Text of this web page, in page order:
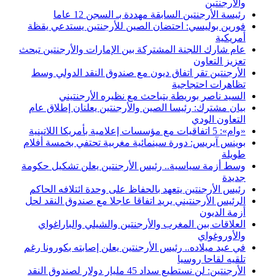
والأرجنتين
رئيسة الأرجنتين السابقة مهددة بـ السجن 12 عاما
فورين بوليسي: احتضان الصين للأرجنتين يستدعي يقظة
أمريكية
عام شارك اللجنة المشتركة بين الإمارات والأرجنتين تبحث
تعزيز التعاون
الأرجنتين تقر اتفاق ديون مع صندوق النقد الدولي وسط
تظاهرات احتجاجية
السيد ناصر بوريطة يتباحث مع نظيره الأرجنتيني
بيان مشترك: رئيسا الصين والأرجنتين يعلنان إطلاق عام
التعاون الودي
«وام»: 5 اتفاقيات مع مؤسسات إعلامية بأمريكا اللاتينية
بوينس آيريس: دورة سينمائية مغربية تحتفي بخمسة أفلام
طويلة
وسط أزمة سياسية.. رئيس الأرجنتين يعلن تشكيل حكومة
جديدة
رئيس الأرجنتين يتعهد بالحفاظ على وحدة ائتلافه الحاكم
الرئيس الأرجنتيني يريد اتفاقا عاجلا مع صندوق النقد لحل
أزمة الديون
العلاقات بين المغرب والأرجنتين والشيلي والباراغواي
والأوروغواي
في عيد ميلاده.. رئيس الأرجنتين يعلن إصابته بكورونا رغم
تلقيه لقاحا روسيا
الأرجنتين: لن نستطيع سداد 45 مليار دولار لصندوق النقد